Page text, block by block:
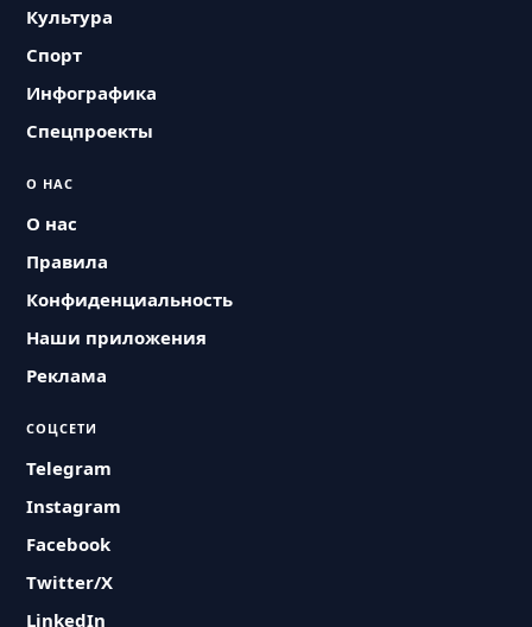
Культура
Спорт
Инфографика
Спецпроекты
О НАС
О нас
Правила
Конфиденциальность
Наши приложения
Реклама
СОЦСЕТИ
Telegram
Instagram
Facebook
Twitter/X
LinkedIn